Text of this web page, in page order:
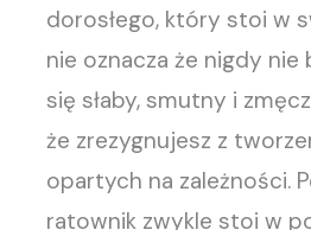
dorosłego, który stoi w
nie oznacza że nigdy nie
się słaby, smutny i
że zrezygnujesz z
opartych na zależności.
ratownik zwykle stoi w